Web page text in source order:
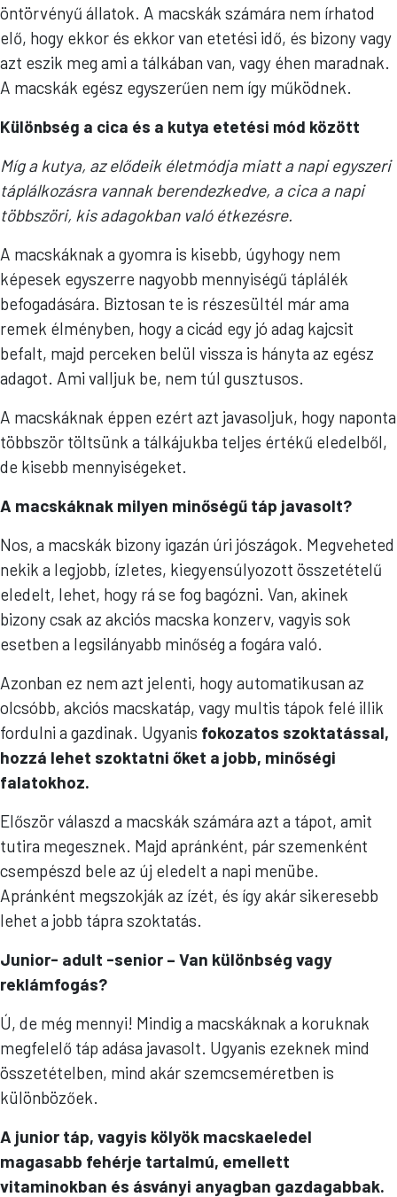
öntörvényű állatok. A macskák számára nem írhatod
elő, hogy ekkor és ekkor van etetési idő, és bizony vagy
azt eszik meg ami a tálkában van, vagy éhen maradnak.
A macskák egész egyszerűen nem így működnek.
Különbség a cica és a kutya etetési mód között
Míg a kutya, az elődeik életmódja miatt a napi egyszeri
táplálkozásra vannak berendezkedve, a cica a napi
többszöri, kis adagokban való étkezésre.
A macskáknak a gyomra is kisebb, úgyhogy nem
képesek egyszerre nagyobb mennyiségű táplálék
befogadására. Biztosan te is részesültél már ama
remek élményben, hogy a cicád egy jó adag kajcsit
befalt, majd perceken belül vissza is hányta az egész
adagot. Ami valljuk be, nem túl gusztusos.
A macskáknak éppen ezért azt javasoljuk, hogy naponta
többször töltsünk a tálkájukba teljes értékű eledelből,
de kisebb mennyiségeket.
A macskáknak milyen minőségű táp javasolt?
Nos, a macskák bizony igazán úri jószágok. Megveheted
nekik a legjobb, ízletes, kiegyensúlyozott összetételű
eledelt, lehet, hogy rá se fog bagózni. Van, akinek
bizony csak az akciós macska konzerv, vagyis sok
esetben a legsilányabb minőség a fogára való.
Azonban ez nem azt jelenti, hogy automatikusan az
olcsóbb, akciós macskatáp, vagy multis tápok felé illik
fordulni a gazdinak. Ugyanis fokozatos szoktatással,
hozzá lehet szoktatni őket a jobb, minőségi
falatokhoz.
Először válaszd a macskák számára azt a tápot, amit
tutira megesznek. Majd apránként, pár szemenként
csempészd bele az új eledelt a napi menübe.
Apránként megszokják az ízét, és így akár sikeresebb
lehet a jobb tápra szoktatás.
Junior- adult -senior – Van különbség vagy
reklámfogás?
Ú, de még mennyi! Mindig a macskáknak a koruknak
megfelelő táp adása javasolt. Ugyanis ezeknek mind
összetételben, mind akár szemcseméretben is
különbözőek.
A junior táp, vagyis kölyök macskaeledel
magasabb fehérje tartalmú, emellett
vitaminokban és ásványi anyagban gazdagabbak.